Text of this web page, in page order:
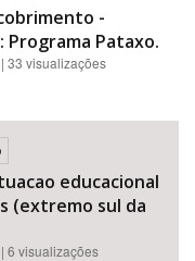
-
Programa Pataxo.
| 33 visualizações
educacional
(extremo sul da
| 6 visualizações